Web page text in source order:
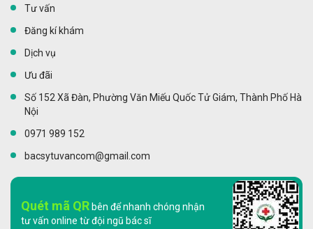
Tư vấn
Đăng kí khám
Dịch vụ
Ưu đãi
Số 152 Xã Đàn, Phường Văn Miếu Quốc Tử Giám, Thành Phố Hà
Nội
0971 989 152
bacsytuvancom@gmail.com
Quét mã QR bên để nhanh chóng nhận
tư vấn online từ đội ngũ bác sĩ